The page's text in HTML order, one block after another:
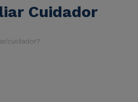
Cuidador
cuidador?